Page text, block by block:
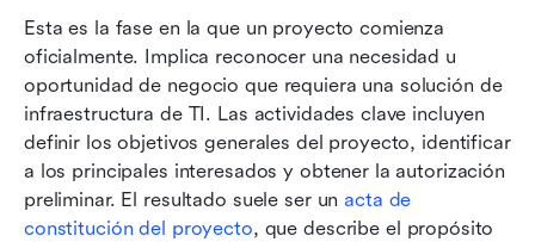
Esta es la fase en la que un proyecto comienza
oficialmente. Implica reconocer una necesidad u
oportunidad de negocio que requiera una solución de
infraestructura de TI. Las actividades clave incluyen
definir los objetivos generales del proyecto, identificar
a los principales interesados y obtener la autorización
preliminar. El resultado suele ser un acta de
constitución del proyecto, que describe el propósito